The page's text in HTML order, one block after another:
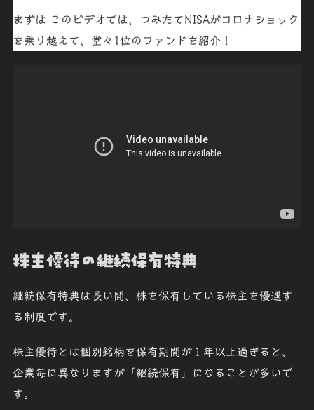
まずは このビデオでは、つみたてNISAがコロナショック
を乗り越えて、堂々1位のファンドを紹介！
株主優待の継続保有特典
継続保有特典は長い間、株を保有している株主を優遇す
る制度です。
株主優待とは個別銘柄を保有期間が１年以上過ぎると、
企業毎に異なりますが「継続保有」になることが多い で
す。